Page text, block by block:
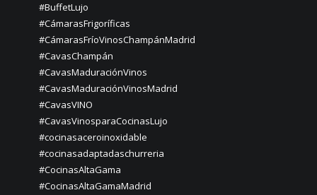
#BuffetLujo
#CámarasFrigoríficas
#CámarasFríoVinosChampánMadrid
#CavasChampán
#CavasMaduraciónVinos
#CavasMaduraciónVinosMadrid
#CavasVINO
#CavasVinosparaCocinasLujo
#cocinasaceroinoxidable
#cocinasadaptadaschurreria
#CocinasAltaGama
#CocinasAltaGamaMadrid